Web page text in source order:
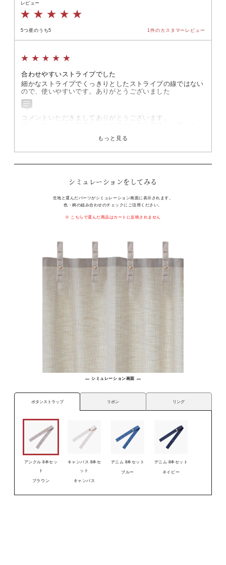
レビュー
5つ星のうち5 1件のカスタマーレビュー
合わせやすいストライプでした
細かなストライプでくっきりとしたストライプの線ではない
ので、使いやすいです。ありがとうございました
コメントいただきましてありがとうございます。
強調しないストライプとなっており、合わせやすいかと思い
もっと見る
シミュレーションをしてみる
生地と選んだパーツがシミュレーション画面に表示されます。
色・柄の組み合わせのチェックにご活用ください。
こちらで選んだ商品はカートに反映されません
シミュレーション画面
ボタンストラップ リボン リング
アンクル 8本セッ
ト
ブラウン
キャンバス 8本セ
ット
キャンバス
デニム 8本セット
ブルー
デニム 8本セット
ネイビー